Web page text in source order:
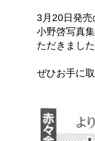
3月20日発
小野啓写真
ただきました
ぜひお手に